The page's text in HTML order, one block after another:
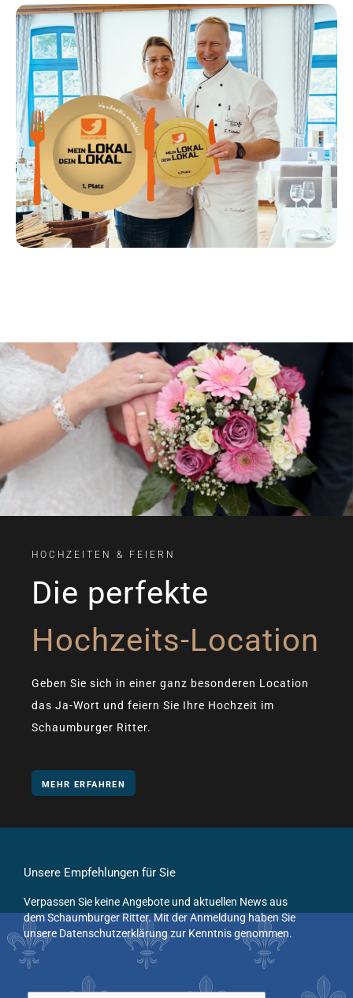
HOCHZEITEN & FEIERN
Die perfekte
Hochzeits-Location
Geben Sie sich in einer ganz besonderen Location
das Ja-Wort und feiern Sie Ihre Hochzeit im
Schaumburger Ritter.
MEHR ERFAHREN
Unsere Empfehlungen für Sie
Verpassen Sie keine Angebote und aktuellen News aus
dem Schaumburger Ritter. Mit der Anmeldung haben Sie
unsere Datenschutzerklärung zur Kenntnis genommen.